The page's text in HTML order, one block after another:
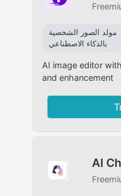
مولد الصور الشخصية
بالذكاء الاصطناعي
AI image editor
and enhancement
AI